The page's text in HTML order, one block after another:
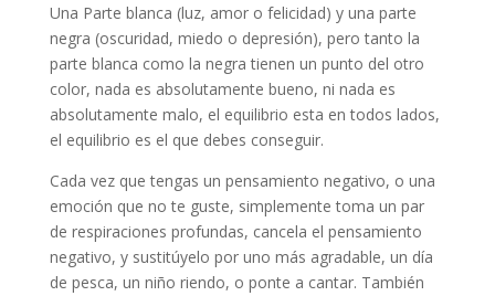
Una Parte blanca (luz, amor o felicidad) y una parte
negra (oscuridad, miedo o depresión), pero tanto la
parte blanca como la negra tienen un punto del otro
color, nada es absolutamente bueno, ni nada es
absolutamente malo, el equilibrio esta en todos lados,
el equilibrio es el que debes conseguir.
Cada vez que tengas un pensamiento negativo, o una
emoción que no te guste, simplemente toma un par
de respiraciones profundas, cancela el pensamiento
negativo, y sustitúyelo por uno más agradable, un día
de pesca, un niño riendo, o ponte a cantar. También